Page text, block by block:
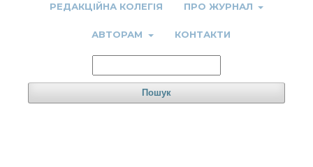
РЕДАКЦІЙНА КОЛЕГІЯ ПРО ЖУРНАЛ
АВТОРАМ КОНТАКТИ
Пошук